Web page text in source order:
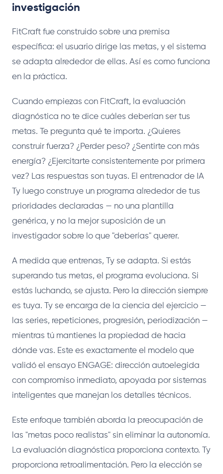
investigación
FitCraft fue construido sobre una premisa
específica: el usuario dirige las metas, y el sistema
se adapta alrededor de ellas. Así es como funciona
en la práctica.
Cuando empiezas con FitCraft, la evaluación
diagnóstica no te dice cuáles deberían ser tus
metas. Te pregunta qué te importa. ¿Quieres
construir fuerza? ¿Perder peso? ¿Sentirte con más
energía? ¿Ejercitarte consistentemente por primera
vez? Las respuestas son tuyas. El entrenador de IA
Ty luego construye un programa alrededor de tus
prioridades declaradas — no una plantilla
genérica, y no la mejor suposición de un
investigador sobre lo que "deberías" querer.
A medida que entrenas, Ty se adapta. Si estás
superando tus metas, el programa evoluciona. Si
estás luchando, se ajusta. Pero la dirección siempre
es tuya. Ty se encarga de la ciencia del ejercicio —
las series, repeticiones, progresión, periodización —
mientras tú mantienes la propiedad de hacia
dónde vas. Este es exactamente el modelo que
validó el ensayo ENGAGE: dirección autoelegida
con compromiso inmediato, apoyada por sistemas
inteligentes que manejan los detalles técnicos.
Este enfoque también aborda la preocupación de
las "metas poco realistas" sin eliminar la autonomía.
La evaluación diagnóstica proporciona contexto. Ty
proporciona retroalimentación. Pero la elección se